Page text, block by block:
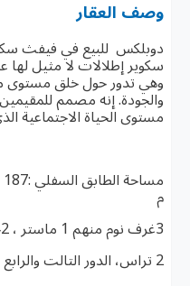
وصف العقار
دوبلكس للبيع في فيفث
سكوير إطلالات لا مثيل لها
وهي تدور حول خلق مستوى
والجودة. إنه مصمم
مستوى الحياة الاجتماعية
م
3غرف نوم منهم 1 ماستر ، 2حمام، ريسيبشن ، غرفة معيشه
2 تراس، الدور التالت والرابع ، جاهزه للاستلام